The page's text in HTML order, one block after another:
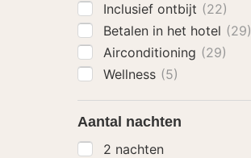
Inclusief ontbijt (22)
Betalen in het hotel (29)
Airconditioning (29)
Wellness (5)
Aantal nachten
2 nachten